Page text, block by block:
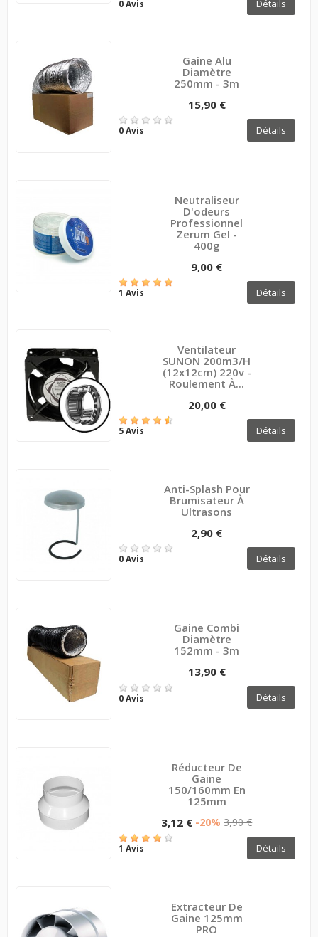
0 Avis Détails
Gaine Alu
Diamètre
250mm - 3m
15,90 €
0 Avis Détails
Neutraliseur
D'odeurs
Professionnel
Zerum Gel -
400g
9,00 €
1 Avis Détails
Ventilateur
SUNON 200m3/h
(12x12cm) 220v -
Roulement À...
20,00 €
5 Avis Détails
Anti-Splash Pour
Brumisateur À
Ultrasons
2,90 €
0 Avis Détails
Gaine Combi
Diamètre
152mm - 3m
13,90 €
0 Avis Détails
Réducteur De
Gaine
150/160mm En
125mm
3,12 € -20% 3,90 €
1 Avis Détails
Extracteur De
Gaine 125mm
PRO